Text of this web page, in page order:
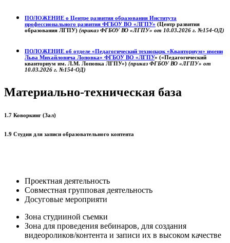
ПОЛОЖЕНИЕ о Центре развития образования Института
профессионального развития ФГБОУ ВО «ЛГПУ» (Центр развития
образования ЛГПУ) (приказ ФГБОУ ВО «ЛГПУ» от 10.03.2026 г. №154-ОД)
ПОЛОЖЕНИЕ об отделе «Педагогический технопарк «Кванториум» имени
Льва Михайловича Лоповка» ФГБОУ ВО «ЛГПУ» («Педагогический
кванториум им. Л.М. Лоповка ЛГПУ») (приказ ФГБОУ ВО «ЛГПУ» от
10.03.2026 г. №154-ОД)
Материально-техническая база
1.7 Коворкинг (Зал)
1.9 Студия для записи образовательного контента
Проектная деятельность
Совместная групповая деятельность
Досуговые мероприяти
Зона студииной съемки
Зона для проведения вебинаров, для создания
видеороликов/контента и записи их в высоком качестве